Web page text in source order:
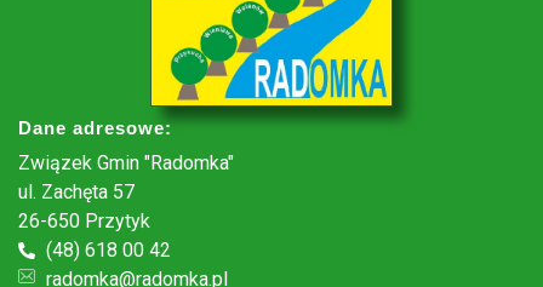
Dane adresowe:
Związek Gmin "Radomka"
ul. Zachęta 57
26-650 Przytyk
(48) 618 00 42
radomka@radomka.pl